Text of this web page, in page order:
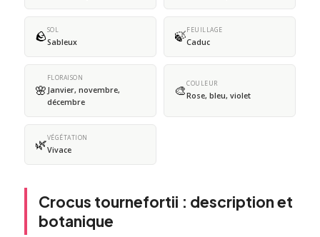
🪨SOL
Sableux 🍃FEUILLAGE
Caduc
🌸
FLORAISON
Janvier, novembre,
décembre
🎨COULEUR
Rose, bleu, violet
🌿VÉGÉTATION
Vivace
Crocus tournefortii : description et
botanique